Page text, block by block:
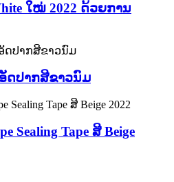
ໃໝ່ 2022 ດ້ວຍການ
ດປາກສີຂາວນົມ
Sealing Tape ສີ Beige